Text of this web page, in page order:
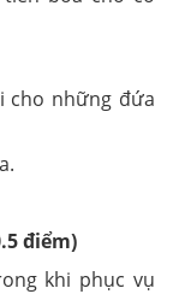
cho những đứa
điểm)
khi phục vụ